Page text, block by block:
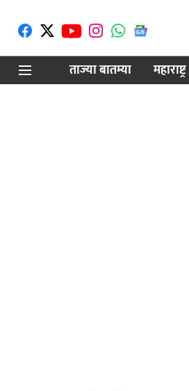
ताज्या बातम्या
महाराष्ट्र